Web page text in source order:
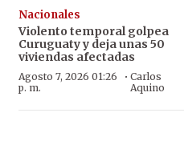
Nacionales
Violento temporal golpea
Curuguaty y deja unas 50
viviendas afectadas
Agosto 7, 2026 01:26
p. m.
· Carlos
Aquino